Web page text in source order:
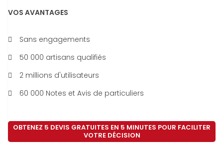
VOS AVANTAGES
Sans engagements
50 000 artisans qualifiés
2 millions d'utilisateurs
60 000 Notes et Avis de particuliers
OBTENEZ 5 DEVIS GRATUITES EN 5 MINUTES POUR FACILITER
VOTRE DÉCISION